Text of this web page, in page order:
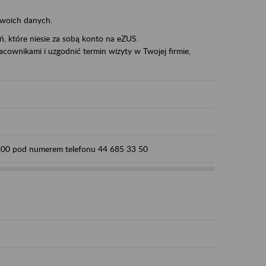
danych.
które niesie za sobą konto na eZUS.
i uzgodnić termin wizyty w Twojej firmie,
pod numerem telefonu 44 685 33 50